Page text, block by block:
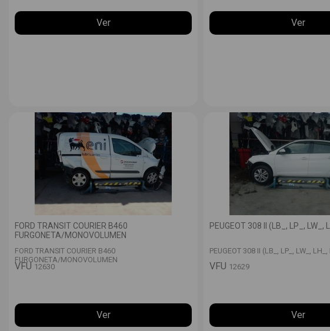
Ver Ver
FORD TRANSIT COURIER B460
FURGONETA/MONOVOLUMEN
FORD TRANSIT COURIER B460
FURGONETA/MONOVOLUMEN
VFU 12630
Ver
PEUGEOT 308 II (LB_, LP_, LW_,
PEUGEOT 308 II (LB_, LP_, LW_, LH_,
VFU 12629
Ver